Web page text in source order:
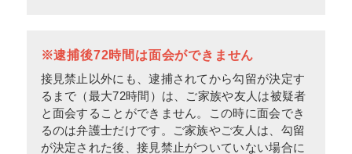
※逮捕後72時間は面会ができません
接見禁止以外にも、逮捕されてから勾留が決定す
るまで（最大72時間）は、ご家族や友人は被疑者
と面会することができません。この時に面会でき
るのは弁護士だけです。ご家族やご友人は、勾留
が決定された後、接見禁止がついていない場合に